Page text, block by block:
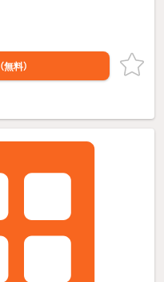
（無料）